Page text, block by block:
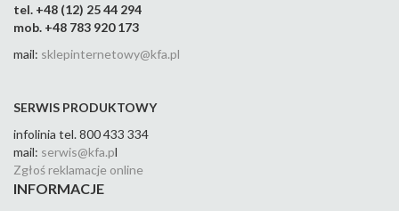
tel. +48 (12) 25 44 294
mob. +48 783 920 173
mail: sklepinternetowy@kfa.pl
SERWIS PRODUKTOWY
infolinia tel. 800 433 334
mail: serwis@kfa.pl
Zgłoś reklamacje online
INFORMACJE